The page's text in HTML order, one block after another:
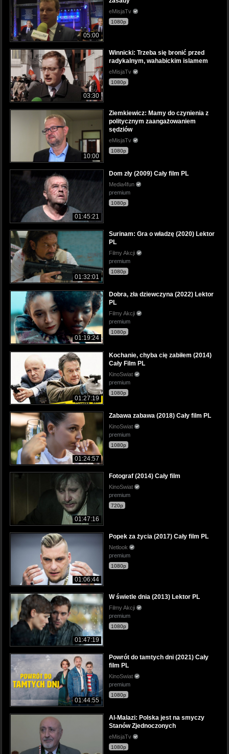
05:00
eMisjaTv
1080p
03:30
Winnicki: Trzeba się bronić przed
radykalnym, wahabickim islamem
eMisjaTv
1080p
10:00
Ziemkiewicz: Mamy do czynienia z
politycznym zaangażowaniem
sędziów
eMisjaTv
1080p
01:45:21
Dom zły (2009) Cały film PL
Media4fun
premium
1080p
01:32:01
Surinam: Gra o władzę (2020) Lektor
PL
Filmy Akcji
premium
1080p
01:19:24
Dobra, zła dziewczyna (2022) Lektor
PL
Filmy Akcji
premium
1080p
01:27:19
Kochanie, chyba cię zabiłem (2014)
Cały Film PL
KinoSwiat
premium
1080p
01:24:57
Zabawa zabawa (2018) Cały film PL
KinoSwiat
premium
1080p
01:47:16
Fotograf (2014) Cały film
KinoSwiat
premium
720p
01:06:44
Popek za życia (2017) Cały film PL
Netlook
premium
1080p
01:47:19
W świetle dnia (2013) Lektor PL
Filmy Akcji
premium
1080p
01:44:55
Powrót do tamtych dni (2021) Cały
film PL
KinoSwiat
premium
1080p
Al-Malazi: Polska jest na smyczy
Stanów Zjednoczonych
eMisjaTv
1080p